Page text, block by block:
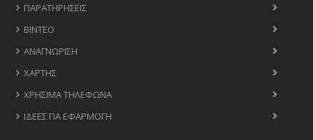
ΠΑΡΑΤΗΡΉΣΕΙΣ
ΒΊΝΤΕΟ
ΑΝΑΓΝΏΡΙΣΗ
ΧΆΡΤΗΣ
ΧΡΉΣΙΜΑ ΤΗΛΈΦΩΝΑ
ΙΔΈΕΣ ΓΙΑ ΕΦΑΡΜΟΓΉ